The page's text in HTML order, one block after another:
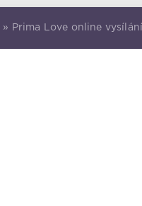
» Prima Love online